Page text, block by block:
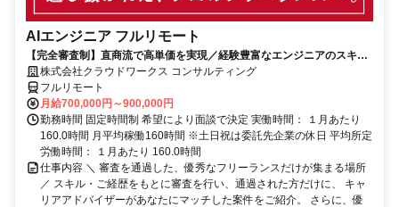
AIエンジニア フルリモート
【完全審査制】直商流で高単価を実現／経験豊富なエンジニアのスキル
に合致した案件を多数保有
株式会社クラウドワークス コンサルティング
フルリモート
月給700,000円～900,000円
勤務時間 固定時間制 希望により面談で決定 実働時間： １月あたり
160.0時間 月平均稼働160時間 ※土日祝は委託先企業の休日 平均所定
労働時間： １月あたり 160.0時間
仕事内容 ＼ 審査を通過した、優秀なフリーランスだけが集まる場所
／ スキル・ご経歴をもとに審査を行い、通過された方だけに、 キャ
リアアドバイザーがあなたにマッチした案件をご紹介。 さらに、優